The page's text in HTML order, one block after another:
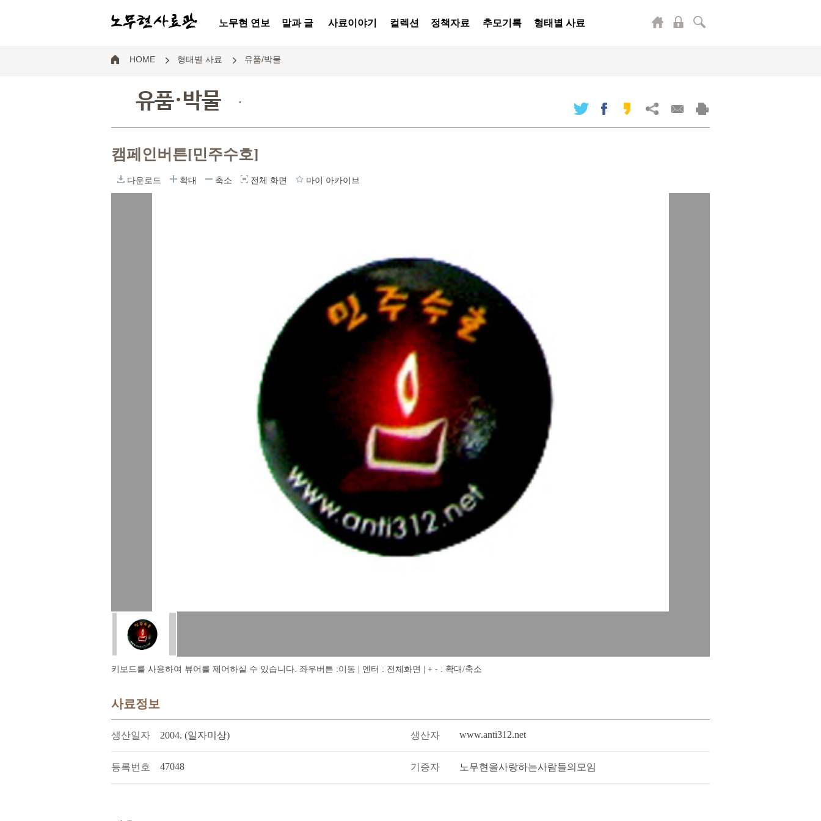
노무현 연보 말과 글 사료이야기 컬렉션 정책자료 추모기록 형태별 사료
HOME 형태별 사료 유품/박물
유품·박물 .
캠페인버튼[민주수호]
다운로드 확대 축소 전체 화면 마이 아카이브
키보드를 사용하여 뷰어를 제어하실 수 있습니다. 좌우버튼 :이동 | 엔터 : 전체화면 | + - : 확대/축소
사료정보
생산일자 2004. (일자미상) 생산자 www.anti312.net
등록번호 47048 기증자 노무현을사랑하는사람들의모임